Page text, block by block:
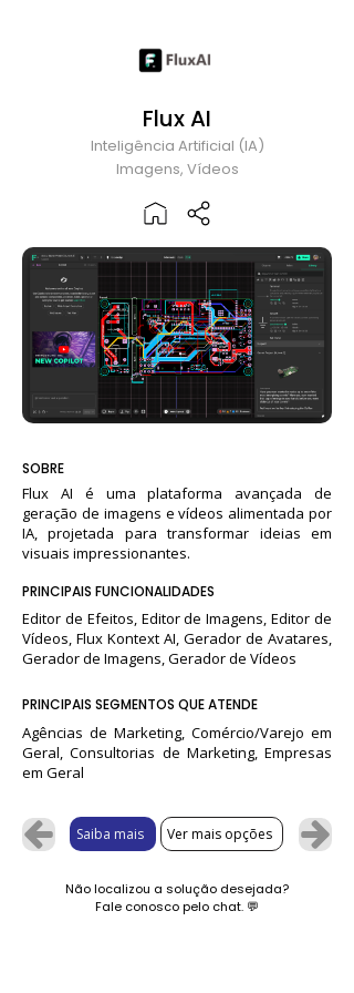
Flux AI
Inteligência Artificial (IA)
Imagens, Vídeos
SOBRE
Flux AI é uma plataforma avançada de
geração de imagens e vídeos alimentada por
IA, projetada para transformar ideias em
visuais impressionantes.
PRINCIPAIS FUNCIONALIDADES
Editor de Efeitos, Editor de Imagens, Editor de
Vídeos, Flux Kontext AI, Gerador de Avatares,
Gerador de Imagens, Gerador de Vídeos
PRINCIPAIS SEGMENTOS QUE ATENDE
Agências de Marketing, Comércio/Varejo em
Geral, Consultorias de Marketing, Empresas
em Geral
Saiba mais Ver mais opções
Não localizou a solução desejada?
Fale conosco pelo chat.💬